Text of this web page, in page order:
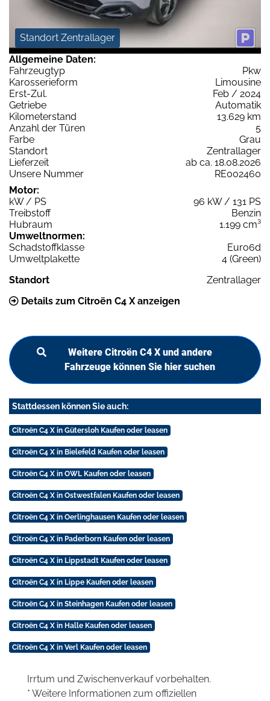
Standort Zentrallager
Allgemeine Daten:
Fahrzeugtyp
Pkw
Karosserieform
Limousine
Erst-Zul.
Feb / 2024
Getriebe
Automatik
Kilometerstand
13.629 km
Anzahl der Türen
5
Farbe
Grau
Standort
Zentrallager
Lieferzeit
ab ca. 18.08.2026
Unsere Nummer
RE002460
Motor:
kW / PS
96 kW / 131 PS
Treibstoff
Benzin
Hubraum
1.199 cm³
Umweltnormen:
Schadstoffklasse
Euro6d
Umweltplakette
4 (Green)
Standort
Zentrallager
Details zum Citroën C4 X anzeigen
Weitere Citroën C4 X und andere
Fahrzeuge können Sie hier suchen
Stattdessen können Sie auch:
Citroën C4 X in Gütersloh Kaufen oder leasen
Citroën C4 X in Bielefeld Kaufen oder leasen
Citroën C4 X in OWL Kaufen oder leasen
Citroën C4 X in Ostwestfalen Kaufen oder leasen
Citroën C4 X in Oerlinghausen Kaufen oder leasen
Citroën C4 X in Paderborn Kaufen oder leasen
Citroën C4 X in Lippstadt Kaufen oder leasen
Citroën C4 X in Lippe Kaufen oder leasen
Citroën C4 X in Steinhagen Kaufen oder leasen
Citroën C4 X in Halle Kaufen oder leasen
Citroën C4 X in Verl Kaufen oder leasen
Irrtum und Zwischenverkauf vorbehalten.
* Weitere Informationen zum offiziellen